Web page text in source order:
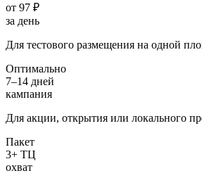
от 97 ₽
за день
Для тестового размещения на одной
Оптимально
7–14 дней
кампания
Для акции, открытия или локального
Пакет
3+ ТЦ
охват